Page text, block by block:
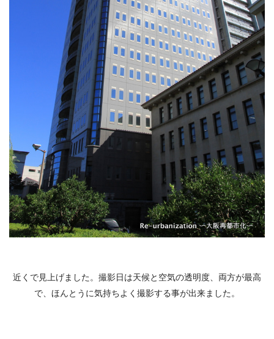
近くで見上げました。撮影日は天候と空気の透明度、両方が最高
で、ほんとうに気持ちよく撮影する事が出来ました。